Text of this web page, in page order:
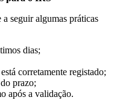
seguir algumas práticas
dias;
corretamente registado;
prazo;
após a validação.